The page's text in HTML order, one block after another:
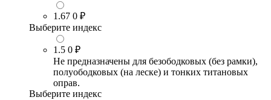
1.67 0 ₽
Выберите индекс
1.5 0 ₽
Не предназначены для безободковых (без рамки),
полуободковых (на леске) и тонких титановых
оправ.
Выберите индекс